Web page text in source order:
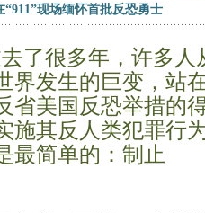
现场缅怀首批反恐勇士
很多年，许多人
界发生的巨变，站
省美国反恐举措
施其反人类犯罪行
最简单的：制止